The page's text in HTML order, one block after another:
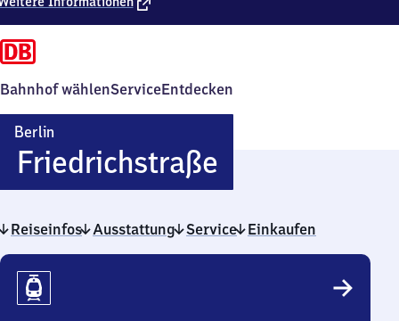
Bahnhof wählenServiceEntdecken
Berlin
FriedrichstraßeBerlin
Reiseinfos Ausstattung Service Einkaufen
Reiseinfos